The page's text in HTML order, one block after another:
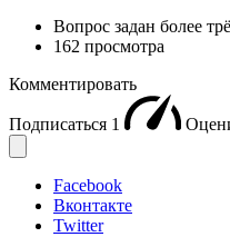
Вопрос задан более
162 просмотра
Комментировать
Подписаться 1
Facebook
Вконтакте
Twitter